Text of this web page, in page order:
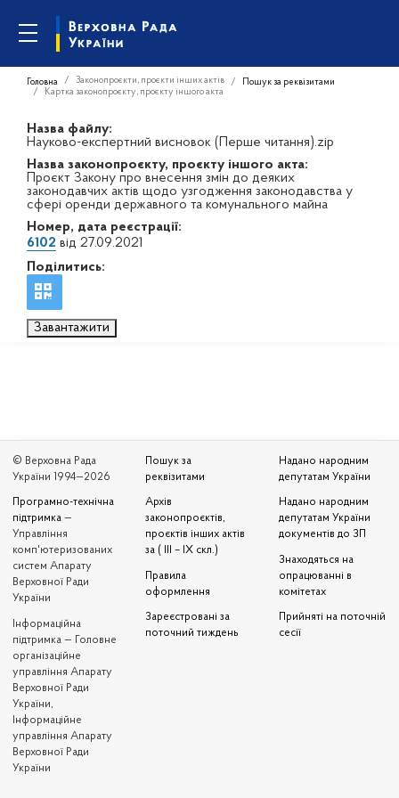
Головна Законопроєкти, проєкти інших актів
Пошук за реквізитами
Картка законопроєкту, проєкту іншого акта
Назва файлу:
Науково-експертний висновок (Перше читання).zip
Назва законопроєкту, проєкту іншого акта:
Проєкт Закону про внесення змін до деяких
законодавчих актів щодо узгодження законодавства у
сфері оренди державного та комунального майна
Номер, дата реєстрації:
6102 від 27.09.2021
Поділитись:
Завантажити
© Верховна Рада
України 1994—2026
Програмно-технічна
підтримка —
Управління
комп'ютеризованих
систем Апарату
Верховної Ради
України
Iнформаційна
підтримка — Головне
організаційне
управління Апарату
Верховної Ради
України,
Інформаційне
управління Апарату
Верховної Ради
України
Пошук за
реквізитами
Архів
законопроєктів,
проєктів інших актів
за ( III – IX скл.)
Правила
оформлення
Зареєстровані за
поточний тиждень
Надано народним
депутатам України
Надано народним
депутатам України
документів до ЗП
Знаходяться на
опрацюванні в
комітетах
Прийняті на поточній
сесії